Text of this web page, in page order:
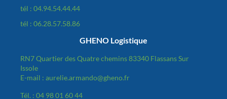
tél : 04.94.54.44.44
tél : 06.28.57.58.86
GHENO Logistique
RN7 Quartier des Quatre chemins 83340 Flassans Sur
Issole
E-mail : aurelie.armando@gheno.fr
Tél. : 04 98 01 60 44